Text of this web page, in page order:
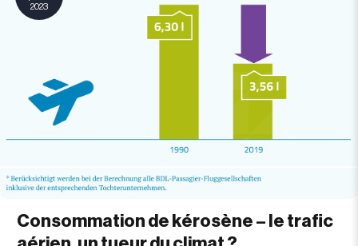
2023
Consommation de kérosène – le trafic